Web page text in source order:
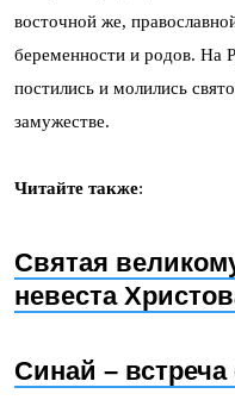
восточной же,
беременности и родов. На
постились и молились
замужестве.
Читайте также:
Святая
невеста
Синай –